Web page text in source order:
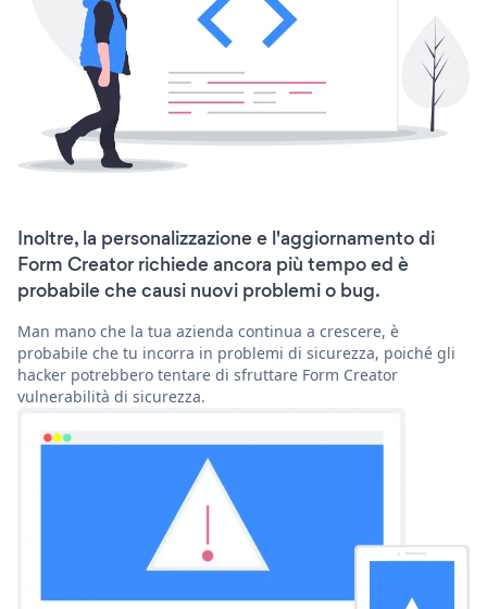
Inoltre, la personalizzazione e l'aggiornamento di
Form Creator richiede ancora più tempo ed è
probabile che causi nuovi problemi o bug.
Man mano che la tua azienda continua a crescere, è
probabile che tu incorra in problemi di sicurezza, poiché gli
hacker potrebbero tentare di sfruttare Form Creator
vulnerabilità di sicurezza.